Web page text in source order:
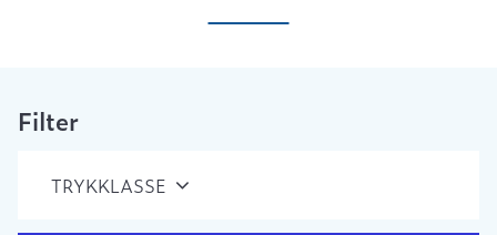
Filter
TRYKKLASSE